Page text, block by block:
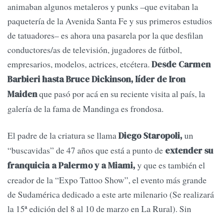
animaban algunos metaleros y punks –que evitaban la
paquetería de la Avenida Santa Fe y sus primeros estudios
de tatuadores– es ahora una pasarela por la que desfilan
conductores/as de televisión, jugadores de fútbol,
empresarios, modelos, actrices, etcétera. Desde Carmen
Barbieri hasta Bruce Dickinson, líder de Iron
Maidenque pasó por acá en su reciente visita al país, la
galería de la fama de Mandinga es frondosa.
El padre de la criatura se llamaDiego Staropoli,un
“buscavidas” de 47 años que está a punto de extender su
franquicia a Palermo y a Miami,y que es también el
creador de la “Expo Tattoo Show”, el evento más grande
de Sudamérica dedicado a este arte milenario (Se realizará
la 15ª edición del 8 al 10 de marzo en La Rural). Sin